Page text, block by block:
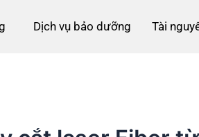
Dịch vụ bảo dưỡng Tài